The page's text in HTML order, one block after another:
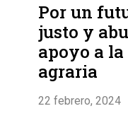
Por un
justo y
apoyo a
agraria​
22 febrero, 2024